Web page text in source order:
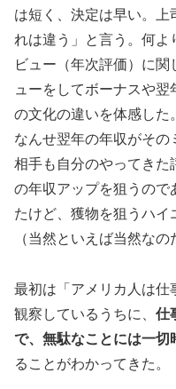
は短く、決定は早い。上
れは違う」と言う。何よ
ビュー（年次評価）に
ューをしてボーナスや
の文化の違いを体感した。
なんせ翌年の年収がその
相手も自分のやってきた
の年収アップを狙うので
たけど、獲物を狙うハイ
（当然といえば当然なの
最初は「アメリカ人は仕
観察しているうちに、 仕
で、無駄なことには一切
ることがわかってきた。